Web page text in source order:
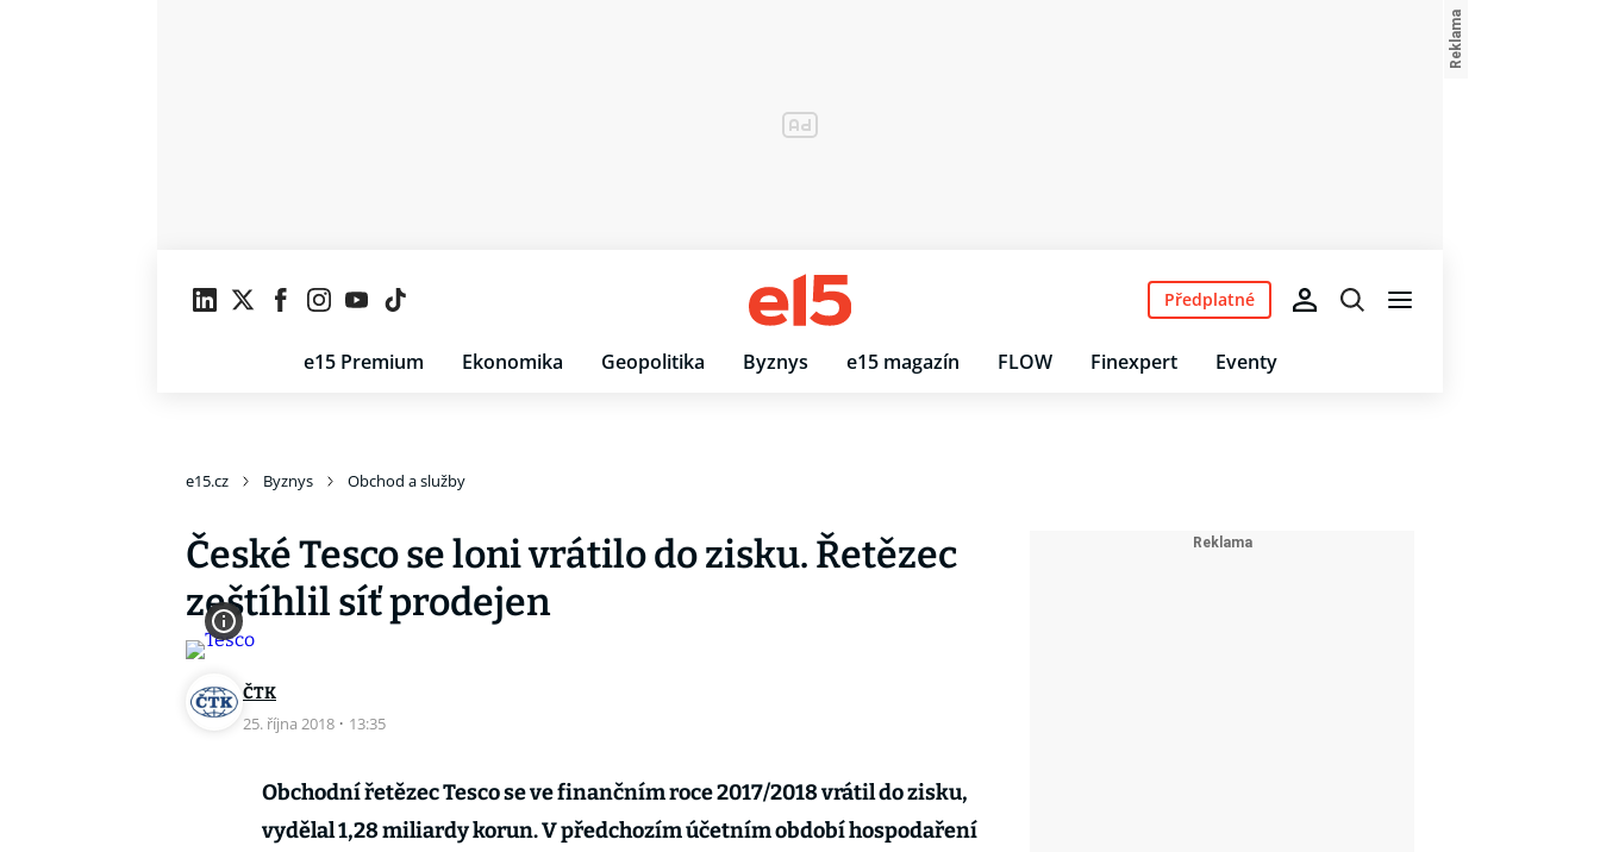
e15 Premium Ekonomika Geopolitika Byznys e15 magazín FLOW Finexpert Eventy
Předplatné
e15.cz Byznys Obchod a služby
České Tesco se loni vrátilo do zisku. Řetězec
zeštíhlil síť prodejen
ČTK
25. října 2018 · 13:35
Obchodní řetězec Tesco se ve finančním roce 2017/2018 vrátil do zisku,
vydělal 1,28 miliardy korun. V předchozím účetním období hospodaření